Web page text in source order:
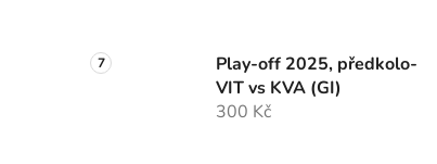
Play-off 2025, předkolo-
VIT vs KVA (GI)
300 Kč